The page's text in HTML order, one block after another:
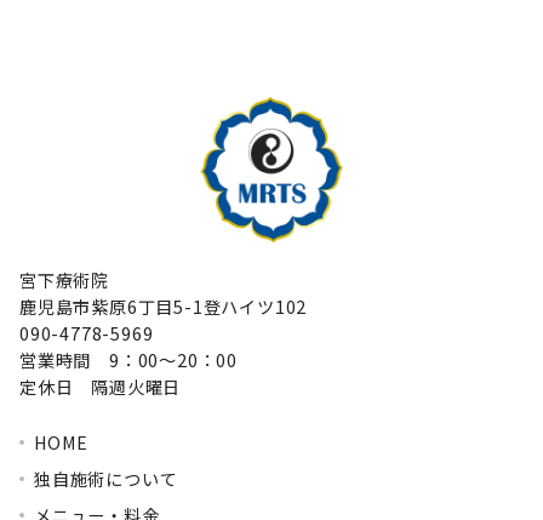
宮下療術院
鹿児島市紫原6丁目5-1登ハイツ102
090-4778-5969
営業時間 9：00～20：00
定休日 隔週火曜日
HOME
独自施術について
メニュー・料金